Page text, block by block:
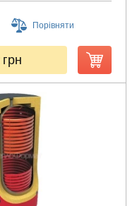
Порівняти
грн